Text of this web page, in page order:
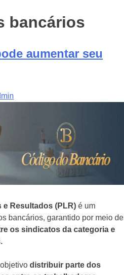
bancários
aumentar seu
Resultados (PLR) é um
bancários, garantido por meio de
os sindicatos da categoria e
distribuir parte dos